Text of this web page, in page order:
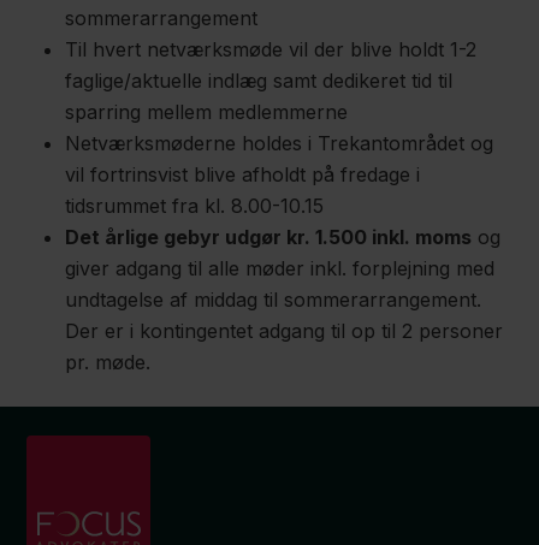
sommerarrangement
Til hvert netværksmøde vil der blive holdt 1-2
faglige/aktuelle indlæg samt dedikeret tid til
sparring mellem medlemmerne
Netværksmøderne holdes i Trekantområdet og
vil fortrinsvist blive afholdt på fredage i
tidsrummet fra kl. 8.00-10.15
Det årlige gebyr udgør kr. 1.500 inkl. moms og
giver adgang til alle møder inkl. forplejning med
undtagelse af middag til sommerarrangement.
Der er i kontingentet adgang til op til 2 personer
pr. møde.